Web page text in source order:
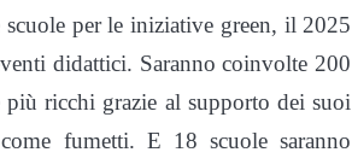
scuole per le iniziative green, il 2025
didattici. Saranno coinvolte 200
ricchi grazie al supporto dei suoi
fumetti. E 18 scuole saranno